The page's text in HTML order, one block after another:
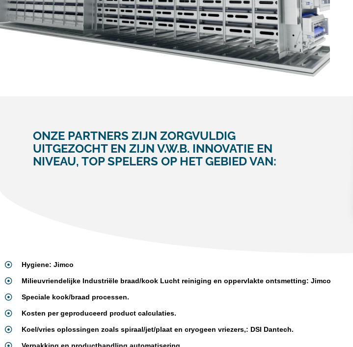
ONZE PARTNERS ZIJN ZORGVULDIG
UITGEZOCHT EN ZIJN V.W.B. INNOVATIE EN
NIVEAU, TOP SPELERS OP HET GEBIED VAN:
Hygiene: Jimco
Milieuvriendelijke Industriële braad/kook Lucht reiniging en oppervlakte ontsmetting: Jimco
Speciale kook/braad processen.
Kosten per geproduceerd product calculaties.
Koel/vries oplossingen zoals spiraal/jet/plaat en cryogeen vriezers,: DSI Dantech.
Verpakking en producthandling automatisering